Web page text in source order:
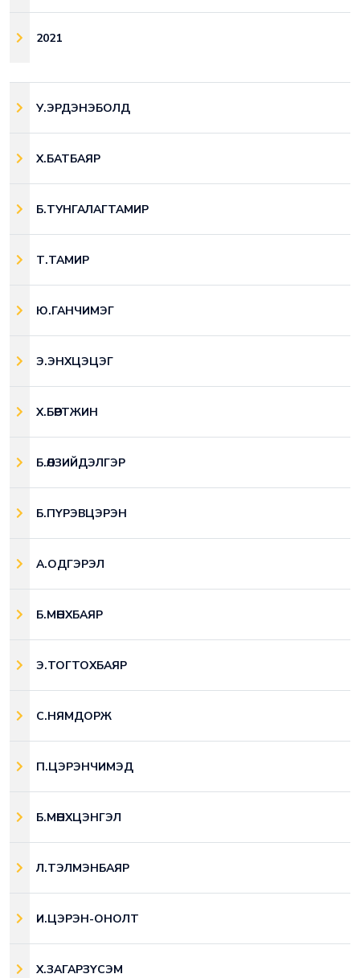
2021
У.ЭРДЭНЭБОЛД
Х.БАТБАЯР
Б.ТУНГАЛАГТАМИР
Т.ТАМИР
Ю.ГАНЧИМЭГ
Э.ЭНХЦЭЦЭГ
Х.БӨРТЖИН
Б.ӨЛЗИЙДЭЛГЭР
Б.ПҮРЭВЦЭРЭН
А.ОДГЭРЭЛ
Б.МӨНХБАЯР
Э.ТОГТОХБАЯР
С.НЯМДОРЖ
П.ЦЭРЭНЧИМЭД
Б.МӨНХЦЭНГЭЛ
Л.ТЭЛМЭНБАЯР
И.ЦЭРЭН-ОНОЛТ
Х.ЗАГАРЗҮСЭМ